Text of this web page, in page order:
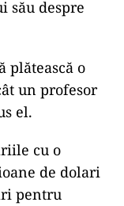
său despre
plătească o
un profesor
el.
cu o
de dolari
pentru